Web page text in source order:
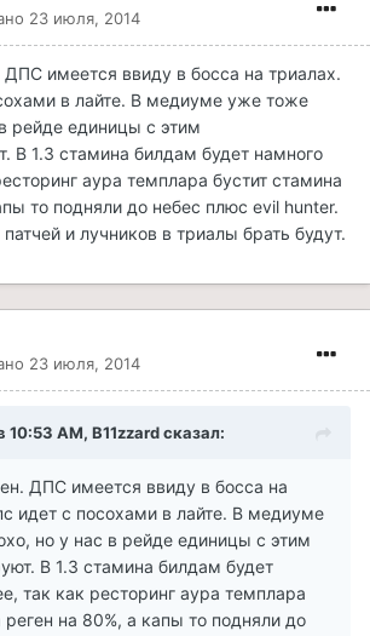
23 июля, 2014
имеется ввиду в босса на триалах.
в лайте. В медиуме уже тоже
рейде единицы с этим
В 1.3 стамина билдам будет намного
аура темплара бустит стамина
то подняли до небес плюс evil hunter.
и лучников в триалы брать будут.
23 июля, 2014
AM, B11zzard сказал:
ДПС имеется ввиду в босса на
идет с посохами в лайте. В медиуме
но у нас в рейде единицы с этим
В 1.3 стамина билдам будет
так как ресторинг аура темплара
реген на 80%, а капы то подняли до